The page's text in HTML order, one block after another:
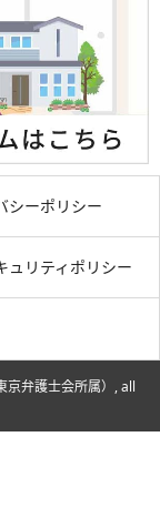
シーポリシー
ュリティポリシー
弁護士会所属）, all